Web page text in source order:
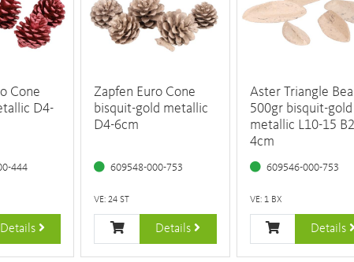
Cone
D4-
444
Details
Zapfen Euro Cone
bisquit-gold metallic
D4-6cm
609548-000-753
VE: 24 ST
Details
Aster Triangle
500gr bisquit-gold
metallic L10-15
4cm
609546-000-753
VE: 1 BX
Details